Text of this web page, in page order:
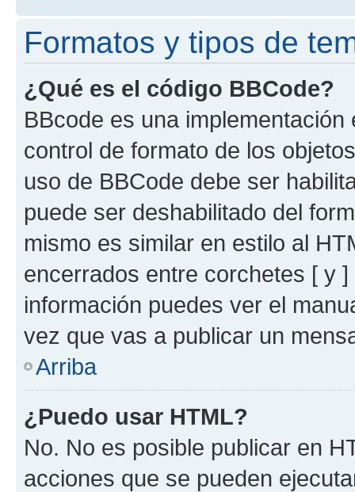
Formatos y tipos de
¿Qué es el código BBCode?
BBcode es una
control de formato de los
uso de BBCode debe ser
puede ser deshabilitado del
mismo es similar en estilo al
encerrados entre corchetes [ y
información puedes ver el
vez que vas a publicar un
Arriba
¿Puedo usar HTML?
No. No es posible publicar en
acciones que se pueden